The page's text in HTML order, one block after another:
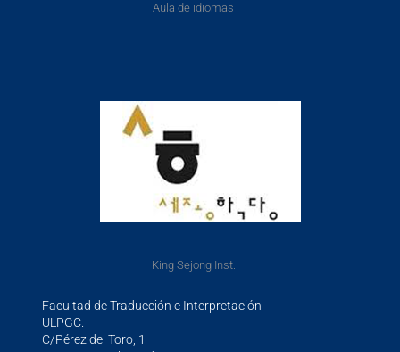
Aula de idiomas
King Sejong Inst.
Facultad de Traducción e Interpretación
ULPGC.
C/Pérez del Toro, 1